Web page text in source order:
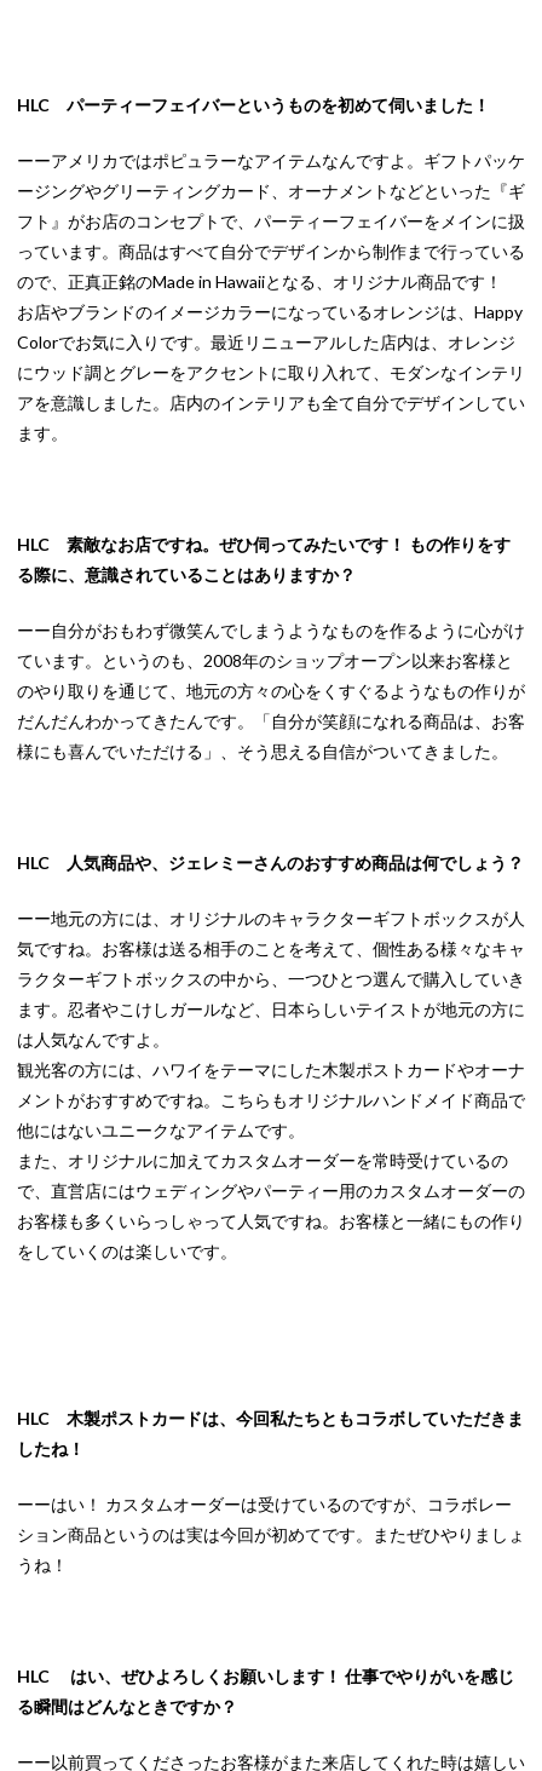
HLC パーティーフェイバーというものを初めて伺いました！
ーーアメリカではポピュラーなアイテムなんですよ。ギフトパッケ
ージングやグリーティングカード、オーナメントなどといった『ギ
フト』がお店のコンセプトで、パーティーフェイバーをメインに扱
っています。商品はすべて自分でデザインから制作まで行っている
ので、正真正銘のMade in Hawaiiとなる、オリジナル商品です！
お店やブランドのイメージカラーになっているオレンジは、Happy
Colorでお気に入りです。最近リニューアルした店内は、オレンジ
にウッド調とグレーをアクセントに取り入れて、モダンなインテリ
アを意識しました。店内のインテリアも全て自分でデザインしてい
ます。
HLC 素敵なお店ですね。ぜひ伺ってみたいです！ もの作りをす
る際に、意識されていることはありますか？
ーー自分がおもわず微笑んでしまうようなものを作るように心がけ
ています。というのも、2008年のショップオープン以来お客様と
のやり取りを通じて、地元の方々の心をくすぐるようなもの作りが
だんだんわかってきたんです。「自分が笑顔になれる商品は、お客
様にも喜んでいただける」、そう思える自信がついてきました。
HLC 人気商品や、ジェレミーさんのおすすめ商品は何でしょう？
ーー地元の方には、オリジナルのキャラクターギフトボックスが人
気ですね。お客様は送る相手のことを考えて、個性ある様々なキャ
ラクターギフトボックスの中から、一つひとつ選んで購入していき
ます。忍者やこけしガールなど、日本らしいテイストが地元の方に
は人気なんですよ。
観光客の方には、ハワイをテーマにした木製ポストカードやオーナ
メントがおすすめですね。こちらもオリジナルハンドメイド商品で
他にはないユニークなアイテムです。
また、オリジナルに加えてカスタムオーダーを常時受けているの
で、直営店にはウェディングやパーティー用のカスタムオーダーの
お客様も多くいらっしゃって人気ですね。お客様と一緒にもの作り
をしていくのは楽しいです。
HLC 木製ポストカードは、今回私たちともコラボしていただきま
したね！
ーーはい！ カスタムオーダーは受けているのですが、コラボレー
ション商品というのは実は今回が初めてです。またぜひやりましょ
うね！
HLC はい、ぜひよろしくお願いします！ 仕事でやりがいを感じ
る瞬間はどんなときですか？
ーー以前買ってくださったお客様がまた来店してくれた時は嬉しい